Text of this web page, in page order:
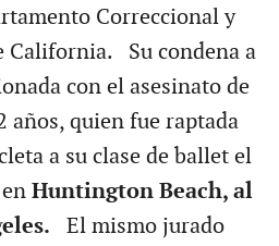
Correccional y
California. Su condena a
con el asesinato de
años, quien fue raptada
a su clase de ballet el
Huntington Beach, al
El mismo jurado